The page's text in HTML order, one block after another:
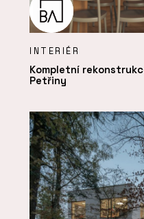
INTERIÉR
Kompletní
Petřiny